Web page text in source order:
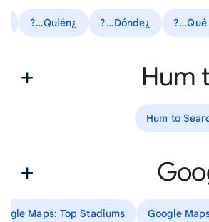
¿Dónde…?
¿Quién…?
Hum
Hum to
Google
Maps: Top Stadiums